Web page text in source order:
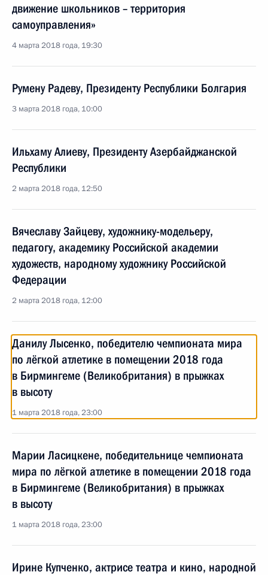
движение школьников – территория
самоуправления»
4 марта 2018 года, 19:30
Румену Радеву, Президенту Республики Болгария
3 марта 2018 года, 10:00
Ильхаму Алиеву, Президенту Азербайджанской
Республики
2 марта 2018 года, 12:50
Вячеславу Зайцеву, художнику-модельеру,
педагогу, академику Российской академии
художеств, народному художнику Российской
Федерации
2 марта 2018 года, 12:00
Данилу Лысенко, победителю чемпионата мира
по лёгкой атлетике в помещении 2018 года
в Бирмингеме (Великобритания) в прыжках
в высоту
1 марта 2018 года, 23:00
Марии Ласицкене, победительнице чемпионата
мира по лёгкой атлетике в помещении 2018 года
в Бирмингеме (Великобритания) в прыжках
в высоту
1 марта 2018 года, 23:00
Ирине Купченко, актрисе театра и кино, народной